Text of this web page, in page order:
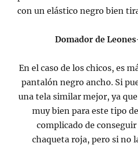
con un elástico negro bien
Domador de
En el caso de los chicos, es
pantalón negro ancho. Si
una tela similar mejor, ya
muy bien para este tipo
complicado de conseguir
chaqueta roja, pero si no